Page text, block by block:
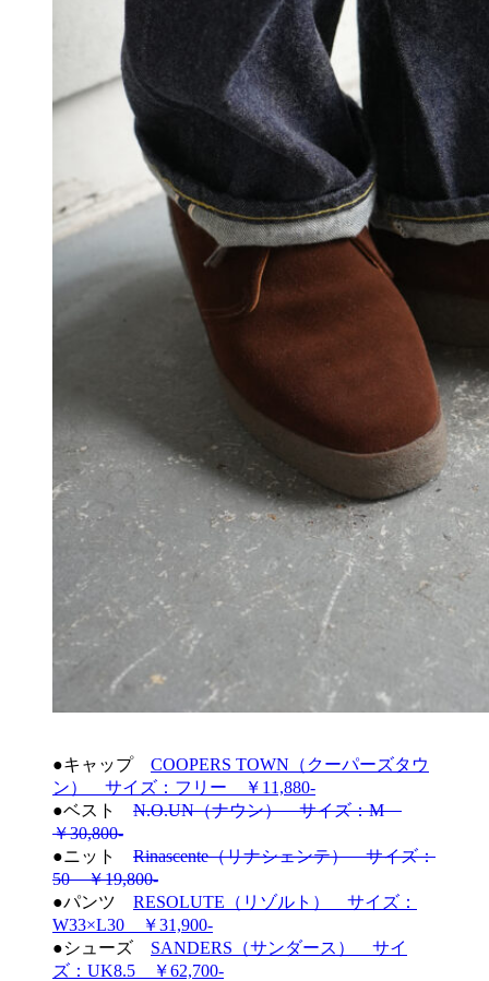
●キャップ COOPERS TOWN（クーパーズタウ
ン） サイズ：フリー ￥11,880-
●ベスト N.O.UN（ナウン） サイズ：M
￥30,800-
●ニット Rinascente（リナシェンテ） サイズ：
50 ￥19,800-
●パンツ RESOLUTE（リゾルト） サイズ：
W33×L30 ￥31,900-
●シューズ SANDERS（サンダース） サイ
ズ：UK8.5 ￥62,700-